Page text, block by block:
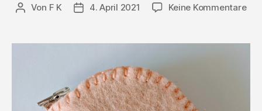
Beitragsautor
Von F K Beitragsdatum
4. April 2021 Keine Kommentarezu